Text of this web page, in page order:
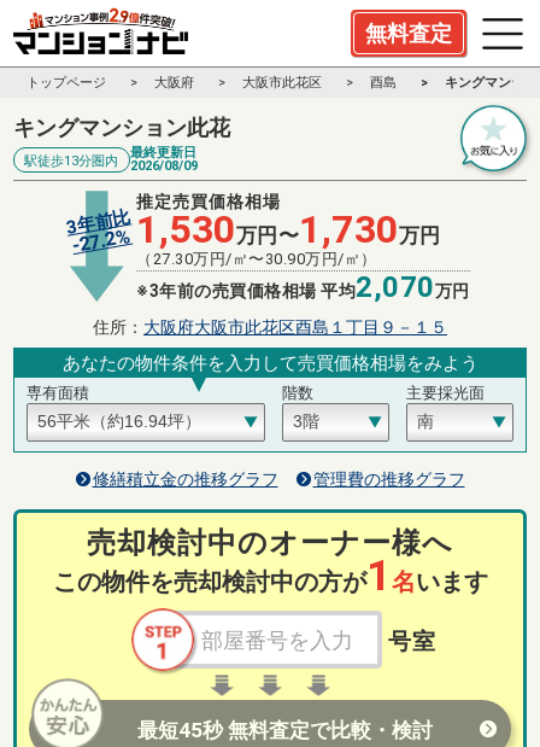
無料査定
トップページ 大阪府 大阪市此花区 酉島 キングマンシ
キングマンション此花
駅徒歩13分圏内
最終更新日
2026/08/09
3年前比
-27.2%
推定売買価格相場
1,530万円〜1,730万円
（ 27.30万円/㎡〜 30.90万円/㎡）
※3年前の売買価格相場 平均2,070万円
住所： 大阪府大阪市此花区酉島１丁目９－１５
あなたの物件条件を入力して売買価格相場をみよう
専有面積 階数 主要採光面
修繕積立金の推移グラフ 管理費の推移グラフ
売却検討中のオーナー様へ
この物件を売却検討中の方が1 名います
号室
最短45秒 無料査定で比較・検討